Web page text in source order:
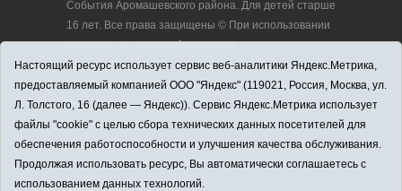
События Аромашевского района. Для детей старше
16 лет. Все права защищены © При использовании
материалов ссылка обязательна.
Адрес редакции: 627350, Россия, Тюменская
область, Аромашевский район, с. Аромашево, ул.
Кирова, д. 13.
Адрес электронной почты редакции:
strudu72@obl72.ru
Телефон редакции: 8 (34545) 2-30-58
Регистрационный номер СМИ ЭЛ № ФС 77 - 65176
Настоящий ресурс использует сервис веб-аналитики Яндекс.Метрика,
предоставляемый компанией ООО "Яндекс" (119021, Россия, Москва, ул.
Л. Толстого, 16 (далее — Яндекс)). Сервис Яндекс.Метрика использует
файлы "cookie" с целью сбора технических данных посетителей для
обеспечения работоспособности и улучшения качества обслуживания.
Продолжая использовать ресурс, Вы автоматически соглашаетесь с
использованием данных технологий.